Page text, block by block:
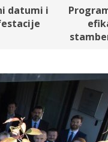
datumi i